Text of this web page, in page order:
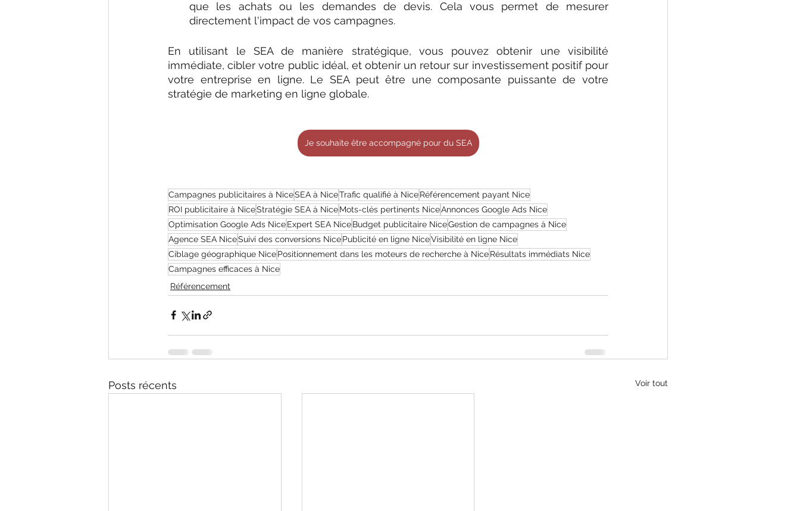
que les achats ou les demandes de devis. Cela vous permet de mesurer
directement l'impact de vos campagnes.
En utilisant le SEA de manière stratégique, vous pouvez obtenir une visibilité
immédiate, cibler votre public idéal, et obtenir un retour sur investissement positif pour
votre entreprise en ligne. Le SEA peut être une composante puissante de votre
stratégie de marketing en ligne globale.
Je souhaite être accompagné pour du SEA
Campagnes publicitaires à NiceSEA à NiceTrafic qualifié à NiceRéférencement payant Nice
ROI publicitaire à NiceStratégie SEA à NiceMots-clés pertinents NiceAnnonces Google Ads Nice
Optimisation Google Ads NiceExpert SEA NiceBudget publicitaire NiceGestion de campagnes à Nice
Agence SEA NiceSuivi des conversions NicePublicité en ligne NiceVisibilité en ligne Nice
Ciblage géographique NicePositionnement dans les moteurs de recherche à NiceRésultats immédiats Nice
Campagnes efficaces à Nice
Référencement
Posts récents Voir tout